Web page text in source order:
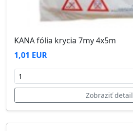
KANA fólia krycia 7my 4x5m
1,01 EUR
Zobraziť detail